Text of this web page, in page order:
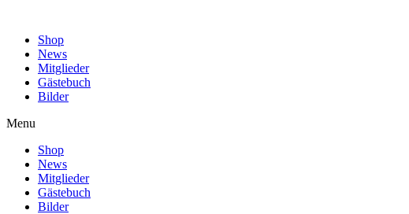
Shop
News
Mitglieder
Gästebuch
Bilder
Menu
Shop
News
Mitglieder
Gästebuch
Bilder